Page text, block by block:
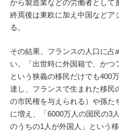
から製造業などの労働者として
終焉後は東欧に加え中国などア
る。
その結果、フランスの人口に占
い。「出世時に外国籍で、かつ
という狭義の移民だけでも400
達し、フランスで生まれた移民
の市民権を与えられる）や孫た
に増え、「6000万人の国民の3
のうちの1人が外国人」という